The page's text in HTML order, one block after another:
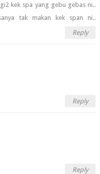
kek spa yang gebu gebas ni..
tak makan kek span ni..
Reply
Reply
Reply